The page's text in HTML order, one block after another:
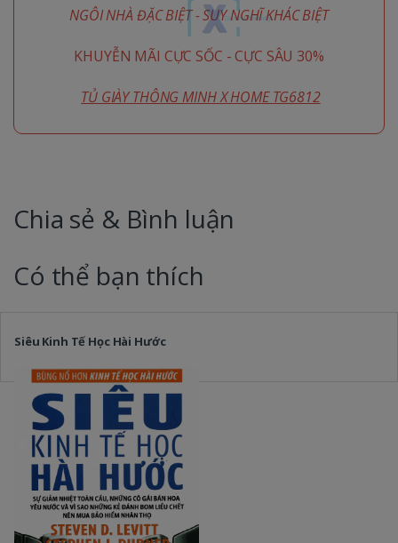
NGÔI NHÀ ĐẶC BIỆT - SUY NGHĨ KHÁC BIỆT
KHUYỄN MÃI CỰC SỐC - CỰC SÂU 30%
TỦ GIÀY THÔNG MINH X HOME TG6812
Chia sẻ & Bình luận
Có thể bạn thích
Siêu Kinh Tế Học Hài Hước